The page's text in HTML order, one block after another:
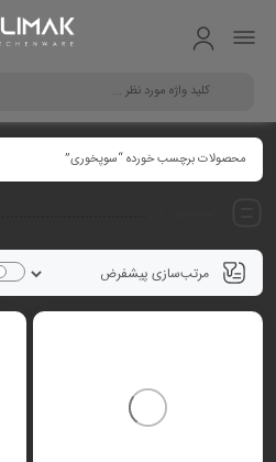
محصولات برچسب خورده “سوپخوری”